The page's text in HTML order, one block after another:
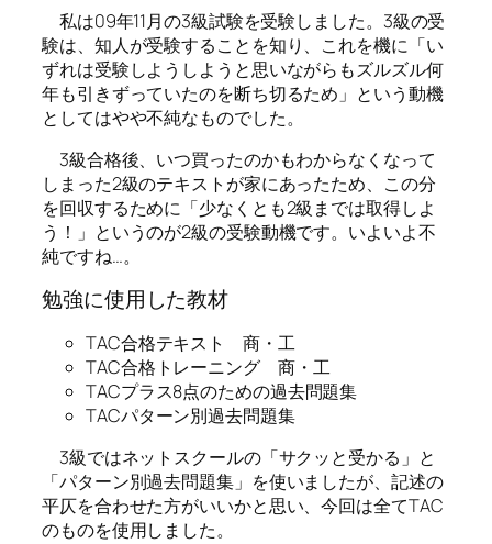
私は09年11月の3級試験を受験しました。3級の受
験は、知人が受験することを知り、これを機に「い
ずれは受験しようしようと思いながらもズルズル何
年も引きずっていたのを断ち切るため」という動機
としてはやや不純なものでした。
3級合格後、いつ買ったのかもわからなくなって
しまった2級のテキストが家にあったため、この分
を回収するために「少なくとも2級までは取得しよ
う！」というのが2級の受験動機です。いよいよ不
純ですね…。
勉強に使用した教材
TAC合格テキスト 商・工
TAC合格トレーニング 商・工
TACプラス8点のための過去問題集
TACパターン別過去問題集
3級ではネットスクールの「サクッと受かる」と
「パターン別過去問題集」を使いましたが、記述の
平仄を合わせた方がいいかと思い、今回は全てTAC
のものを使用しました。